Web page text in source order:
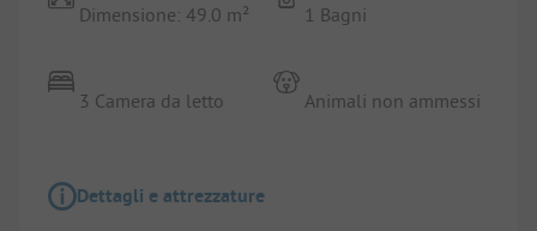
Dimensione: 49.0 m²
3 Camera da letto
1 Bagni
Animali non ammessi
Dettagli e attrezzature